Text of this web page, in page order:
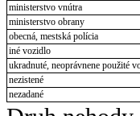
ministerstvo vnútra
ministerstvo obrany
obecná, mestská polícia
iné vozidlo
ukradnuté, neoprávnene použité
nezistené
nezadané